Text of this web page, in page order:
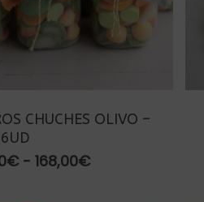
CHUCHES OLIVO –
€ - 168,00€Rango